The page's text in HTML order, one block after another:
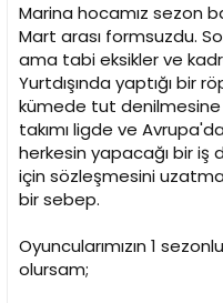
Marina hocamız sezon
Mart arası formsuzdu.
ama tabi eksikler ve
Yurtdışında yaptığı bir
kümede tut denilmesine
takımı ligde ve
herkesin yapacağı bir iş
için sözleşmesini
bir sebep.
Oyuncularımızın 1
olursam;